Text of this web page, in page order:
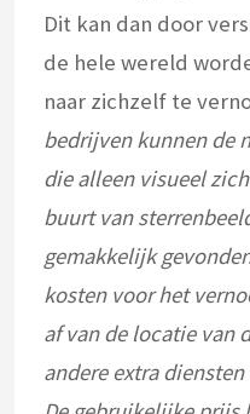
Dit kan dan door
de hele wereld
naar zichzelf te
bedrijven kunnen de
die alleen visueel
buurt van
gemakkelijk
kosten voor het
af van de locatie van
andere extra